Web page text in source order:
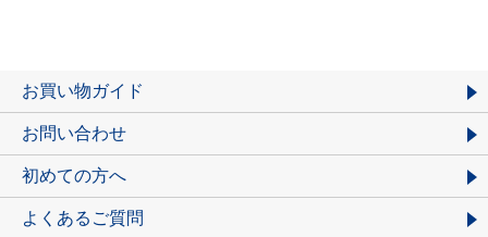
お買い物ガイド
お問い合わせ
初めての方へ
よくあるご質問